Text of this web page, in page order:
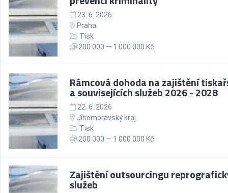
23. 6. 2026
Praha
Tisk
200 000 — 1 000 000 Kč
Rámcová dohoda na zajištění
a souvisejících služeb 2026 - 2028
22. 6. 2026
Jihomoravský kraj
Tisk
200 000 — 1 000 000 Kč
Zajištění outsourcingu
služeb